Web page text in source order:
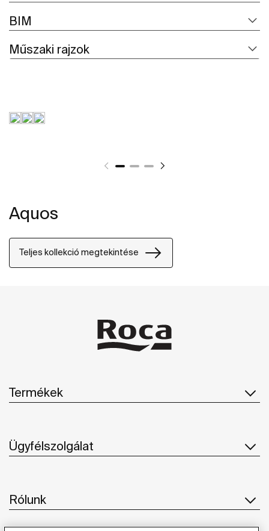
BIM
Műszaki rajzok
Aquos
Teljes kollekció megtekintése
Termékek
Ügyfélszolgálat
Rólunk